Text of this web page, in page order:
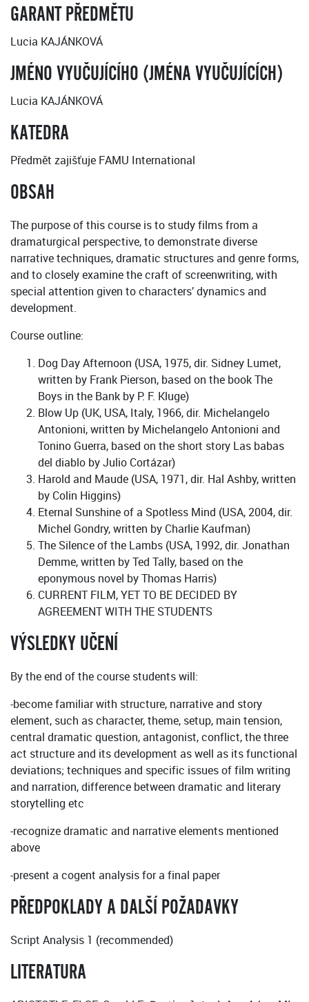
GARANT PŘEDMĚTU
Lucia KAJÁNKOVÁ
JMÉNO VYUČUJÍCÍHO (JMÉNA VYUČUJÍCÍCH)
Lucia KAJÁNKOVÁ
KATEDRA
Předmět zajišťuje FAMU International
OBSAH
The purpose of this course is to study films from a
dramaturgical perspective, to demonstrate diverse
narrative techniques, dramatic structures and genre forms,
and to closely examine the craft of screenwriting, with
special attention given to characters’ dynamics and
development.
Course outline:
Dog Day Afternoon (USA, 1975, dir. Sidney Lumet,
written by Frank Pierson, based on the book The
Boys in the Bank by P. F. Kluge)
Blow Up (UK, USA, Italy, 1966, dir. Michelangelo
Antonioni, written by Michelangelo Antonioni and
Tonino Guerra, based on the short story Las babas
del diablo by Julio Cortázar)
Harold and Maude (USA, 1971, dir. Hal Ashby, written
by Colin Higgins)
Eternal Sunshine of a Spotless Mind (USA, 2004, dir.
Michel Gondry, written by Charlie Kaufman)
The Silence of the Lambs (USA, 1992, dir. Jonathan
Demme, written by Ted Tally, based on the
eponymous novel by Thomas Harris)
CURRENT FILM, YET TO BE DECIDED BY
AGREEMENT WITH THE STUDENTS
VÝSLEDKY UČENÍ
By the end of the course students will:
-become familiar with structure, narrative and story
element, such as character, theme, setup, main tension,
central dramatic question, antagonist, conflict, the three
act structure and its development as well as its functional
deviations; techniques and specific issues of film writing
and narration, difference between dramatic and literary
storytelling etc
-recognize dramatic and narrative elements mentioned
above
-present a cogent analysis for a final paper
PŘEDPOKLADY A DALŠÍ POŽADAVKY
Script Analysis 1 (recommended)
LITERATURA